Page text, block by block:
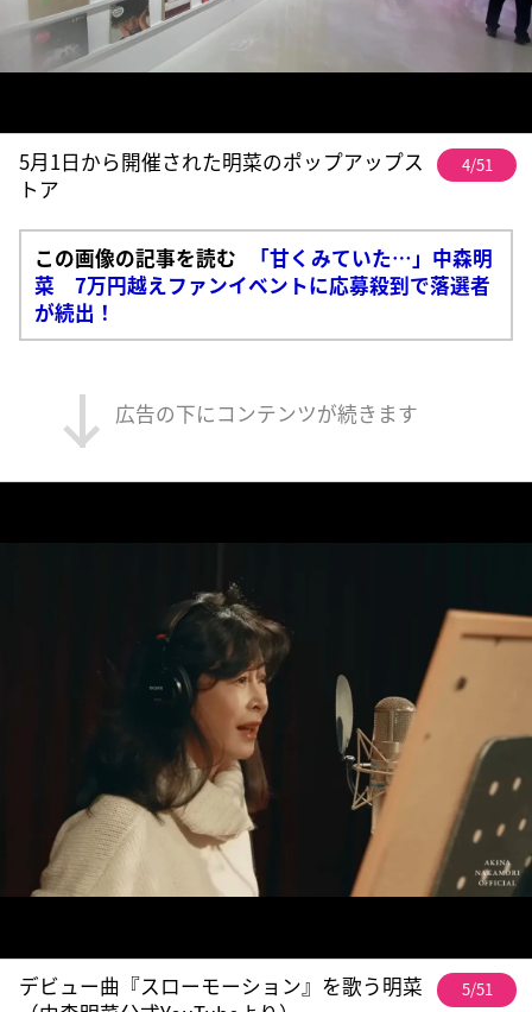
5月1日から開催された明菜のポップアップス
トア
4/51
この画像の記事を読む
「甘くみていた…」中森明
菜 7万円越えファンイベントに応募殺到で落選者
が続出！
広告の下にコンテンツが続きます
デビュー曲『スローモーション』を歌う明菜
5/51